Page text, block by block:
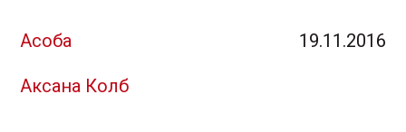
Асоба 19.11.2016
Аксана Колб